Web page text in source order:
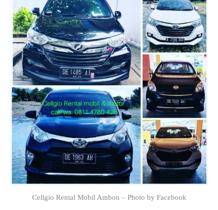
Cellgio Rental Mobil Ambon – Photo by Facebook